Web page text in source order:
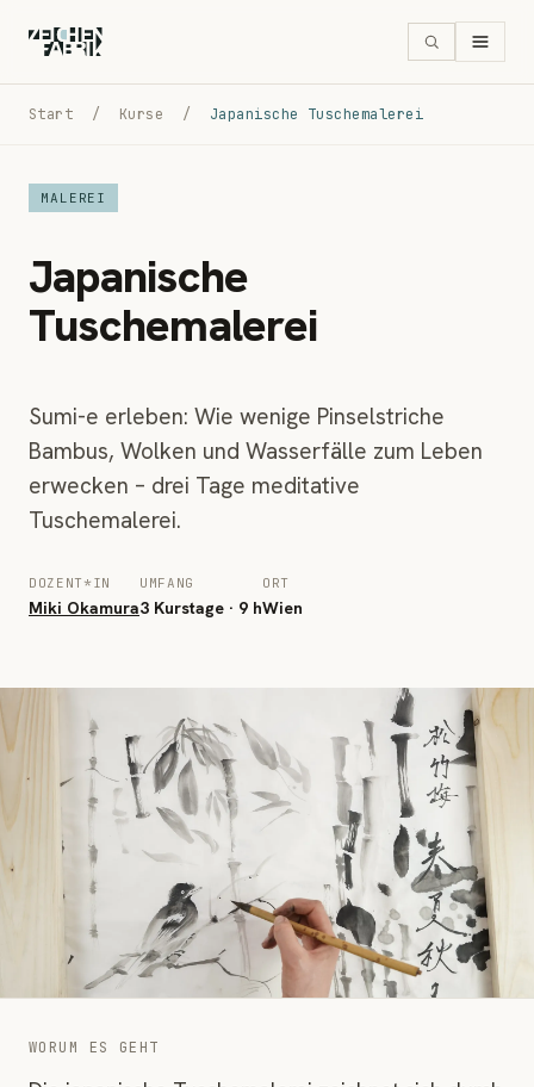
Start / Kurse / Japanische Tuschemalerei
MALEREI
Japanische
Tuschemalerei
Sumi-e erleben: Wie wenige Pinselstriche
Bambus, Wolken und Wasserfälle zum Leben
erwecken – drei Tage meditative
Tuschemalerei.
DOZENT*IN
Miki Okamura
UMFANG
3 Kurstage · 9 h
ORT
Wien
WORUM ES GEHT